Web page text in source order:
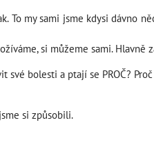
To my sami jsme kdysi dávno
si můžeme sami.
bolesti a ptají se PROČ? Proč
si způsobili.